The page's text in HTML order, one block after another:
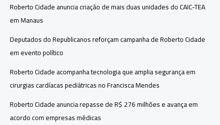
Roberto Cidade anuncia criação de mais duas unidades do CAIC-TEA
em Manaus
Deputados do Republicanos reforçam campanha de Roberto Cidade
em evento político
Roberto Cidade acompanha tecnologia que amplia segurança em
cirurgias cardíacas pediátricas no Francisca Mendes
Roberto Cidade anuncia repasse de R$ 276 milhões e avança em
acordo com empresas médicas